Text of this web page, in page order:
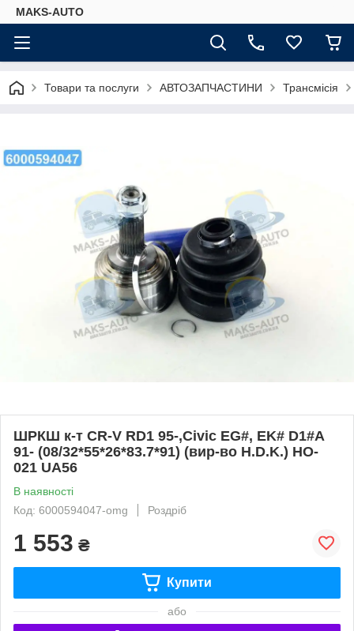
MAKS-AUTO
Товари та послуги АВТОЗАПЧАСТИНИ Трансмісія
ШРКШ к-т CR-V RD1 95-,Civic EG#, EK# D1#A
91- (08/32*55*26*83.7*91) (вир-во H.D.K.) HO-
021 UA56
В наявності
Код: 6000594047-omg
Роздріб
1 553 ₴
Купити
або